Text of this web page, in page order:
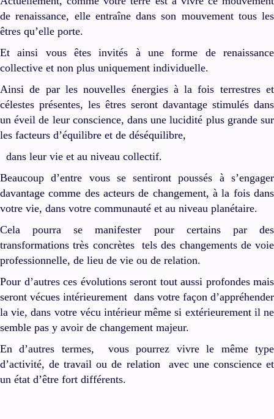
de renaissance, elle entraîne dans son mouvement tous les
êtres qu’elle porte.
Et ainsi vous êtes invités à une forme de renaissance
collective et non plus uniquement individuelle.
Ainsi de par les nouvelles énergies à la fois terrestres et
célestes présentes, les êtres seront davantage stimulés dans
un éveil de leur conscience, dans une lucidité plus grande sur
les facteurs d’équilibre et de déséquilibre,
dans leur vie et au niveau collectif.
Beaucoup d’entre vous se sentiront poussés à s’engager
davantage comme des acteurs de changement, à la fois dans
votre vie, dans votre communauté et au niveau planétaire.
Cela pourra se manifester pour certains par des
transformations très concrètes tels des changements de voie
professionnelle, de lieu de vie ou de relation.
Pour d’autres ces évolutions seront tout aussi profondes mais
seront vécues intérieurement dans votre façon d’appréhender
la vie, dans votre vécu intérieur même si extérieurement il ne
semble pas y avoir de changement majeur.
En d’autres termes, vous pourrez vivre le même type
d’activité, de travail ou de relation avec une conscience et
un état d’être fort différents.